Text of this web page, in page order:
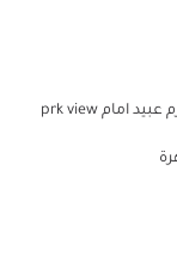
شقة٢٥٠ متر ش عبد الرازق السنهورى متفرع من ممرم عبيد امام prk view